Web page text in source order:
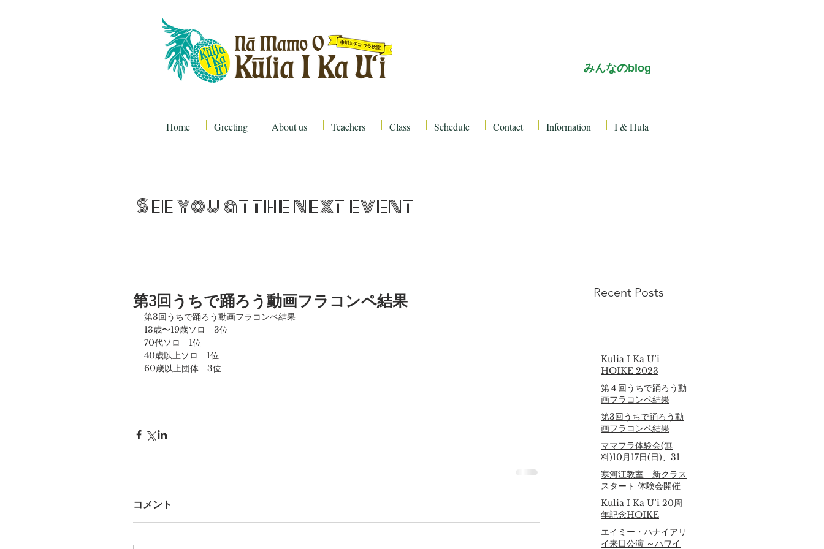
みんなのblog
Home Greeting About us Teachers Class Schedule Contact Information I & Hula
See you at the next event
第3回うちで踊ろう動画フラコンペ結果
第3回うちで踊ろう動画フラコンペ結果
13歳〜19歳ソロ　3位
70代ソロ　1位
40歳以上ソロ　1位
60歳以上団体　3位
コメント
Recent Posts
Kulia I Ka U’i
HOIKE 2023
第４回うちで踊ろう動
画フラコンペ結果
第3回うちで踊ろう動
画フラコンペ結果
ママフラ体験会(無
料)10月17日(日)、31
日(日)
寒河江教室 新クラス
スタート 体験会開催
６月20日（日）
Kulia I Ka U’i 20周
年記念HOIKE
エイミー・ハナイアリ
イ来日公演 ～ハワイ